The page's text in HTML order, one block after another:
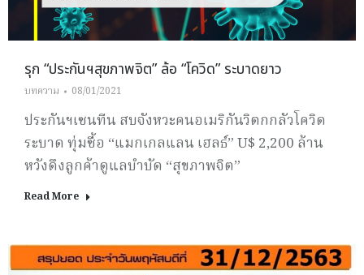
รุก “ประกันฯสุขภาพจิต” ล้อ “โควิด” ระบาดยาว
บทความ 08/01/2021
ประกันฯเซนทีน สบจังหวะคนอเมริกันวิตกกลัวโควิด
ระบาด ทุ่มซื้อ “แมกเกลแลน เฮลธ์” U$ 2,200 ล้าน
หวังดึงลูกค้าดูแลบำบัด “สุขภาพจิต”
Read More